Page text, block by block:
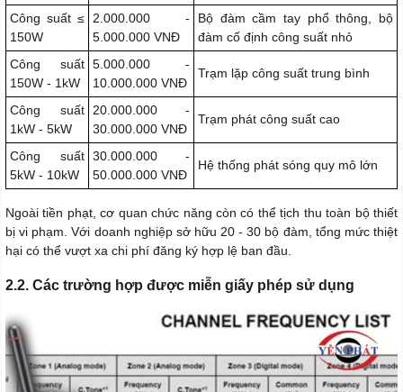
Công suất ≤
150W
2.000.000 -
5.000.000 VNĐ
Bộ đàm cầm tay phổ thông, bộ
đàm cố định công suất nhỏ
Công suất
150W - 1kW
5.000.000 -
10.000.000 VNĐ
Trạm lặp công suất trung bình
Công suất
1kW - 5kW
20.000.000 -
30.000.000 VNĐ
Trạm phát công suất cao
Công suất
5kW - 10kW
30.000.000 -
50.000.000 VNĐ
Hệ thống phát sóng quy mô lớn
Ngoài tiền phạt, cơ quan chức năng còn có thể tịch thu toàn bộ thiết
bị vi phạm. Với doanh nghiệp sở hữu 20 - 30 bộ đàm, tổng mức thiệt
hại có thể vượt xa chi phí đăng ký hợp lệ ban đầu.
2.2. Các trường hợp được miễn giấy phép sử dụng